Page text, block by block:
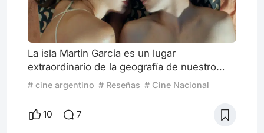
La isla Martín García es un lugar
extraordinario de la geografía de nuestro
país. Única frontera seca entre Argentina y
importante por la cantidad de flora y fauna
autóctona (por poner un ejemplo, hay más
# cine argentino # Reseñas # Cine Nacional
10 7